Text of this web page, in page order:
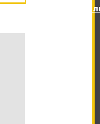
точечный